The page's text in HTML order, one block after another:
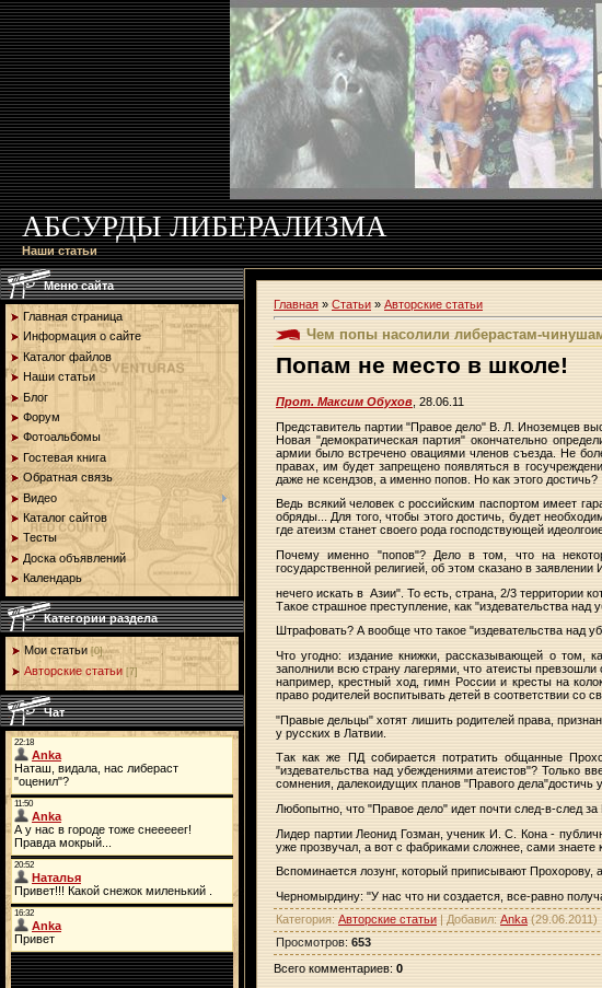
АБСУРДЫ ЛИБЕРАЛИЗМА
Наши статьи
Меню сайта
Главная страница
Информация о сайте
Каталог файлов
Наши статьи
Блог
Форум
Фотоальбомы
Гостевая книга
Обратная связь
Видео
Каталог сайтов
Тесты
Доска объявлений
Календарь
Категории раздела
Мои статьи [0]
Авторские статьи [7]
Чат
Главная » Статьи » Авторские статьи
Чем попы насолили либерастам-
Попам не место в школе!
Прот. Максим Обухов , 28.06.11
Представитель партии "Правое дело" В. Л. Иноземцев
Новая "демократическая партия" окончательно
армии было встречено овациями членов съезда. Не
правах, им будет запрещено появляться в
даже не ксендзов, а именно попов. Но как этого достичь?
Ведь всякий человек с российским паспортом имеет
обряды... Для того, чтобы этого достичь, будет
где атеизм станет своего рода господствующей
Почему именно "попов"? Дело в том, что на
государственной религией, об этом сказано в заявлении
нечего искать в Азии". То есть, страна, 2/3 территории
Такое страшное преступление, как "издевательства
Штрафовать? А вообще что такое "издевательства над
Что угодно: издание книжки, рассказывающей о том,
заполнили всю страну лагерями, что атеисты
например, крестный ход, гимн России и кресты на
право родителей воспитывать детей в соответствии со
"Правые дельцы" хотят лишить родителей права,
у русских в Латвии.
Так как же ПД собирается потратить общанные
"издевательства над убеждениями атеистов"? Только
сомнения, далекоидущих планов "Правого дела"достичь
Любопытно, что "Правое дело" идет почти след-в-след
Лидер партии Леонид Гозман, ученик И. С. Кона -
уже прозвучал, а вот с фабриками сложнее, сами знаете
Вспоминается лозунг, который приписывают Прохорову,
Черномырдину: "У нас что ни создается, все-равно
Категория: Авторские статьи | Добавил: Anka (29.06.2011)
Просмотров: 653
Всего комментариев: 0